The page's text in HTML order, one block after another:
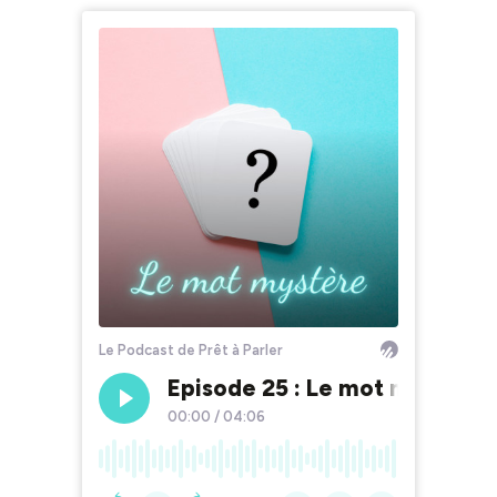
Le Podcast de Prêt à Parler
Episode 25 : Le mot mystère
00:00 / 04:06